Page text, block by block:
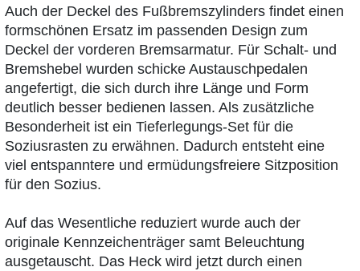
Auch der Deckel des Fußbremszylinders findet einen
formschönen Ersatz im passenden Design zum
Deckel der vorderen Bremsarmatur. Für Schalt- und
Bremshebel wurden schicke Austauschpedalen
angefertigt, die sich durch ihre Länge und Form
deutlich besser bedienen lassen. Als zusätzliche
Besonderheit ist ein Tieferlegungs-Set für die
Soziusrasten zu erwähnen. Dadurch entsteht eine
viel entspanntere und ermüdungsfreiere Sitzposition
für den Sozius.
Auf das Wesentliche reduziert wurde auch der
originale Kennzeichenträger samt Beleuchtung
ausgetauscht. Das Heck wird jetzt durch einen